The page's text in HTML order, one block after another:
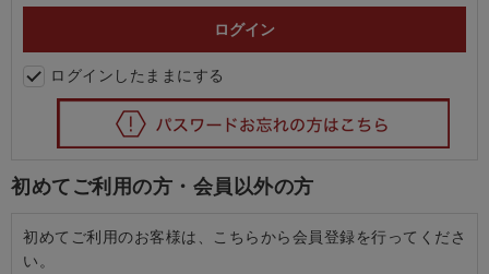
ログインしたままにする
初めてご利用の方・会員以外の方
初めてご利用のお客様は、こちらから会員登録を行ってくださ
い。